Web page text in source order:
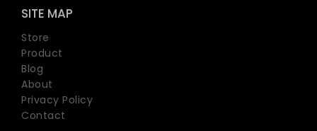
SITE MAP
Store
Product
Blog
About
Privacy Policy
Contact